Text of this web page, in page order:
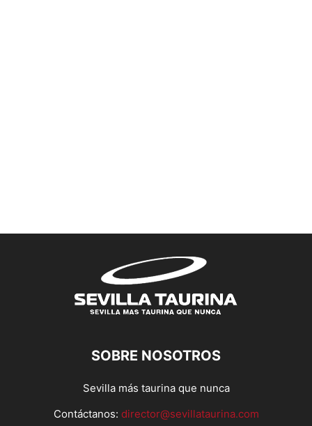
SOBRE NOSOTROS
Sevilla más taurina que nunca
Contáctanos: director@sevillataurina.com